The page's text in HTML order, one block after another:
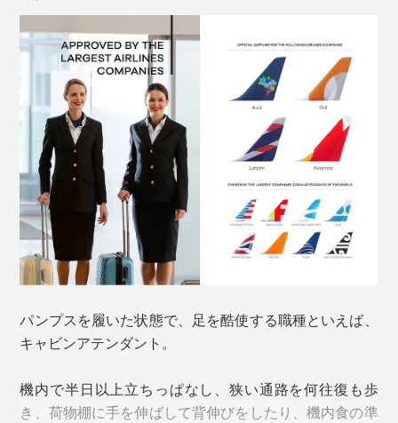
パンプスを履いた状態で、足を酷使する職種といえば、
キャビンアテンダント。
機内で半日以上立ちっぱなし、狭い通路を何往復も歩
き、荷物棚に手を伸ばして背伸びをしたり、機内食の準